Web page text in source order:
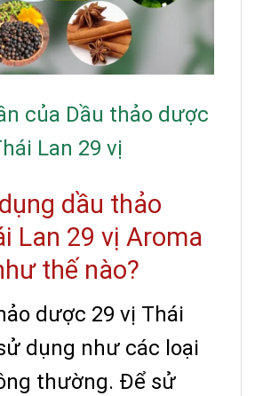
của Dầu thảo dược
Lan 29 vị
dầu thảo
Lan 29 vị Aroma
thế nào?
dược 29 vị Thái
dụng như các loại
thường. Để sử